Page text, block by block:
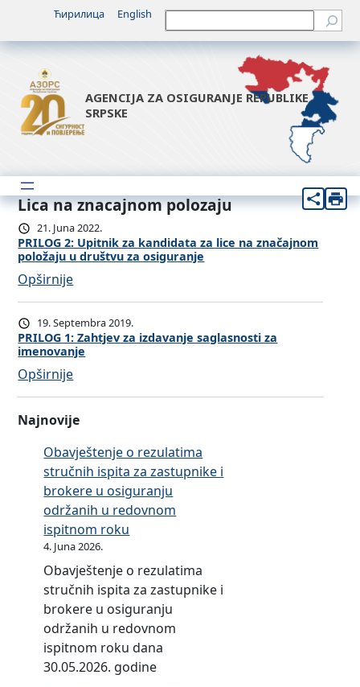
Ћирилица English Претрага
AGENCIJA ZA OSIGURANJE REPUBLIKE
SRPSKE
Lica na znacajnom polozaju
21. Juna 2022.
PRILOG 2: Upitnik za kandidata za lice na značajnom
položaju u društvu za osiguranje
Opširnije:
P
R
I
L
O
G
2
U
p
i
t
n
i
k
z
a
k
a
n
19. Septembra 2019.
PRILOG 1: Zahtjev za izdavanje saglasnosti za
imenovanje
Opširnije:
P
L
O
G
1
:
Z
a
h
t
j
e
v
Najnovije
Obavještenje o rezulatima
stručnih ispita za zastupnike i
brokere u osiguranju
održanih u redovnom
ispitnom roku
4. Juna 2026.
Obavještenje o rezulatima
stručnih ispita za zastupnike i
brokere u osiguranju
održanih u redovnom
ispitnom roku dana
30.05.2026. godine